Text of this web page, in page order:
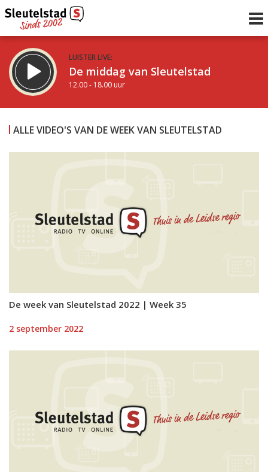
LUISTER LIVE:
De middag van Sleutelstad
12.00 - 18.00 uur
De avond van Sleutelstad
Vorig uur
Volgend uur
ALLE VIDEO'S VAN DE WEEK VAN SLEUTELSTAD
De week van Sleutelstad 2022 | Week 35
2 september 2022